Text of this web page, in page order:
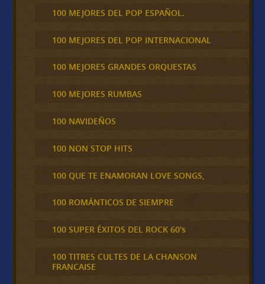
100 MEJORES DEL POP ESPAÑOL.
100 MEJORES DEL POP INTERNACIONAL
100 MEJORES GRANDES ORQUESTAS
100 MEJORES RUMBAS
100 NAVIDEÑOS
100 NON STOP HITS
100 QUE TE ENAMORAN LOVE SONGS,
100 ROMÁNTICOS DE SIEMPRE
100 SUPER ÉXITOS DEL ROCK 60's
100 TITRES CULTES DE LA CHANSON
FRANCAISE